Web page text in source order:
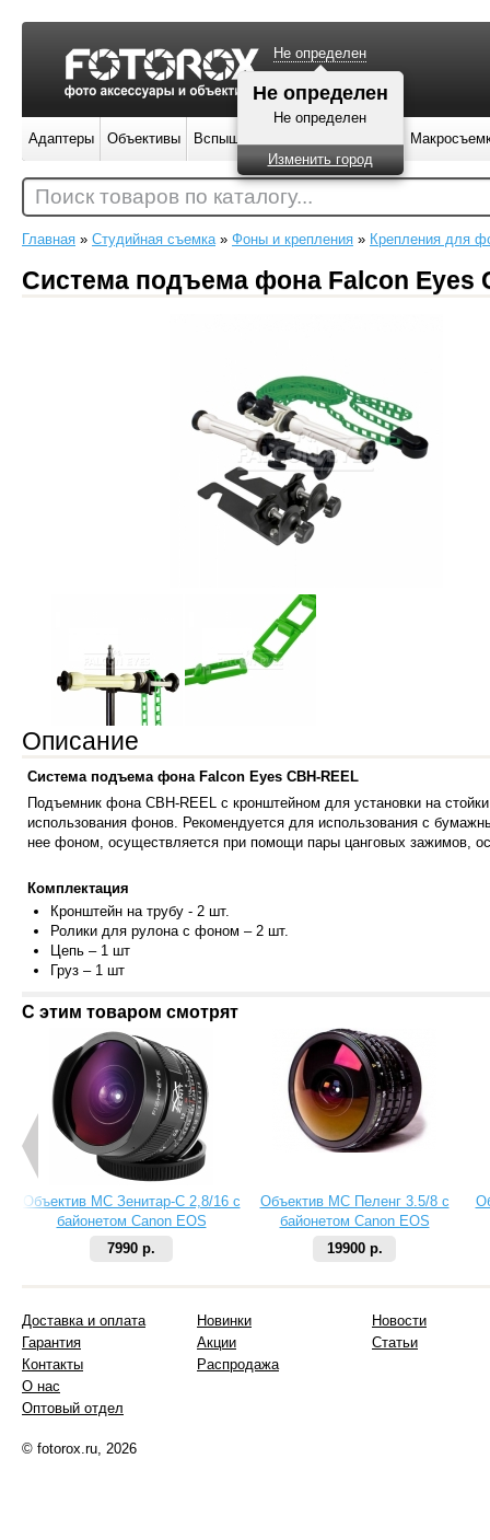
Главная » Студийная съемка» Фоны и крепления » Крепления для
Система подъема фона Falcon Eyes
Описание
Система подъема фона Falcon Eyes CBH-REEL
Подъемник фона CBH-REEL с кронштейном для установки на
использования фонов. Рекомендуется для использования с
нее фоном, осуществляется при помощи пары цанговых зажимов,
Комплектация
Кронштейн на трубу - 2 шт.
Ролики для рулона с фоном – 2 шт.
Цепь – 1 шт
Груз – 1 шт
С этим товаром смотрят
Объектив МС Зенитар-C 2,8/16 с
байонетом Canon EOS
7990 р.
Объектив МС Пеленг 3.5/8 с
байонетом Canon EOS
19900 р.
Не определен
Не определен
Изменить город
Адаптеры Объективы Вспышки
Поиск товаров по каталогу...
Доставка и оплата
Гарантия
Контакты
О нас
Оптовый отдел
Новинки
Акции
Распродажа
Новости
Статьи
© fotorox.ru, 2026